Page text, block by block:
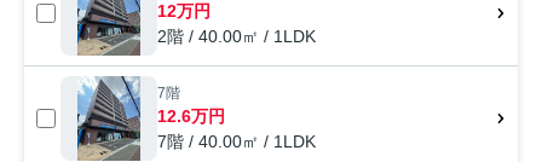
12万円
2階 / 40.00㎡ / 1LDK
7階
12.6万円
7階 / 40.00㎡ / 1LDK